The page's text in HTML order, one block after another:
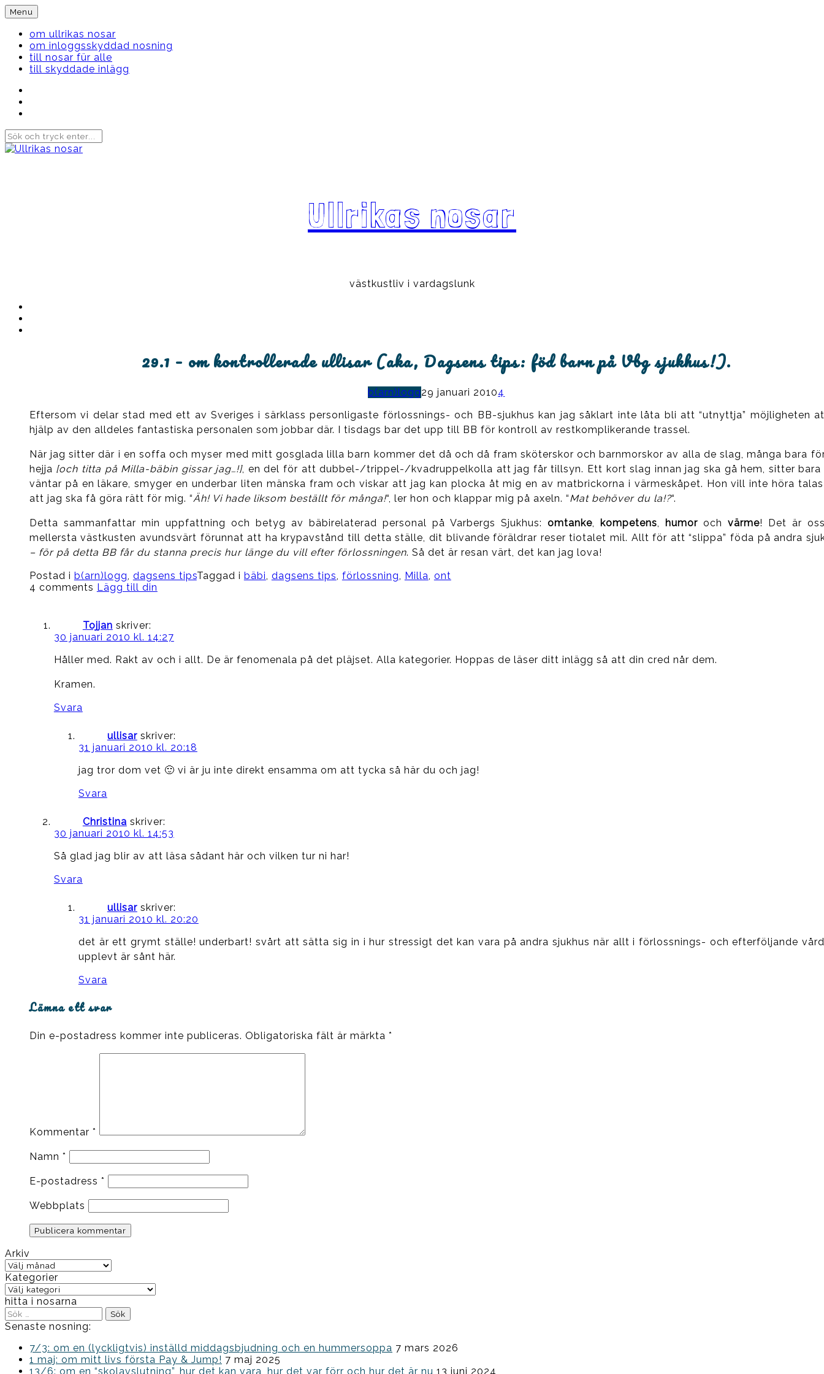
Skip
to
content
Menu
om ullrikas nosar
om inloggsskyddad nosning
till nosar für alle
till skyddade inlägg
Ullrikas nosar
västkustliv i vardagslunk
29.1 – om kontrollerade ullisar (aka, Dagsens tips: föd barn på Vbg sjukhus!).
b(arn)logg29 januari 20104
Eftersom vi delar stad med ett av Sveriges i särklass personligaste förlossnings- och BB-sjukhus kan jag såklart inte låta bli att “utnyttja” möjligheten
hjälp av den alldeles fantastiska personalen som jobbar där. I tisdags bar det upp till BB för kontroll av restkomplikerande trassel.
När jag sitter där i en soffa och myser med mitt gosglada lilla barn kommer det då och då fram sköterskor och barnmorskor av alla de slag, många bara
hejja [och titta på Milla-bäbin gissar jag…!], en del för att dubbel-/trippel-/kvadruppelkolla att jag får tillsyn. Ett kort slag innan jag ska gå hem, sitter bara
väntar på en läkare, smyger en underbar liten mänska fram och viskar att jag kan plocka åt mig en av matbrickorna i värmeskåpet. Hon vill inte höra
att jag ska få göra rätt för mig. “Äh! Vi hade liksom beställt för många!“, ler hon och klappar mig på axeln. “Mat behöver du la!?“.
Detta sammanfattar min uppfattning och betyg av bäbirelaterad personal på Varbergs Sjukhus: omtanke, kompetens, humoroch värme! Det är
mellersta västkusten avundsvärt förunnat att ha krypavstånd till detta ställe, dit blivande föräldrar reser tiotalet mil. Allt för att “slippa” föda på andra
– för på detta BB får du stanna precis hur länge du vill efter förlossningen. Så det är resan värt, det kan jag lova!
Postad i b(arn)logg, dagsens tipsTaggad i bäbi, dagsens tips, förlossning, Milla, ont
4 comments Lägg till din
Tojjan skriver:
30 januari 2010 kl. 14:27
Håller med. Rakt av och i allt. De är fenomenala på det pläjset. Alla kategorier. Hoppas de läser ditt inlägg så att din cred når dem.
Kramen.
Svara
ullisar skriver:
31 januari 2010 kl. 20:18
jag tror dom vet 🙂 vi är ju inte direkt ensamma om att tycka så här du och jag!
Svara
Christina skriver:
30 januari 2010 kl. 14:53
Så glad jag blir av att läsa sådant här och vilken tur ni har!
Svara
ullisar skriver:
31 januari 2010 kl. 20:20
det är ett grymt ställe! underbart! svårt att sätta sig in i hur stressigt det kan vara på andra sjukhus när allt i förlossnings- och efterföljande
upplevt är sånt här.
Svara
Lämna ett svar
Din e-postadress kommer inte publiceras. Obligatoriska fält är märkta *
Kommentar *
Namn *
E-postadress *
Webbplats
Arkiv
Arkiv
Kategorier
Kategorier
hitta i nosarna
Sök
efter:
Senaste nosning:
7/3: om en (lyckligtvis) inställd middagsbjudning och en hummersoppa 7 mars 2026
1 maj: om mitt livs första Pay & Jump! 7 maj 2025
13/6: om en “skolavslutning”, hur det kan vara, hur det var förr och hur det är nu 13 juni 2024